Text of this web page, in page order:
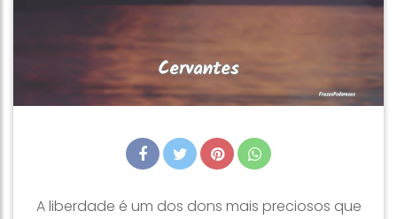
A liberdade é um dos dons mais preciosos que